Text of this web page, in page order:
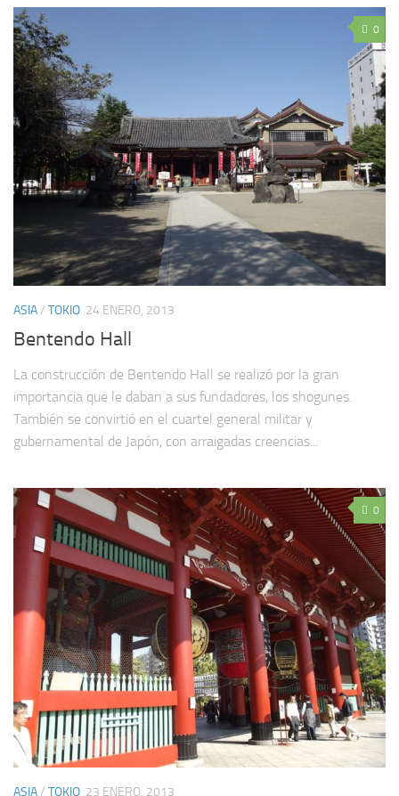
0
ASIA/ TOKIO 24 ENERO, 2013
Bentendo Hall
La construcción de Bentendo Hall se realizó por la gran
importancia que le daban a sus fundadores, los shogunes.
También se convirtió en el cuartel general militar y
gubernamental de Japón, con arraigadas creencias...
0
ASIA/ TOKIO 23 ENERO, 2013